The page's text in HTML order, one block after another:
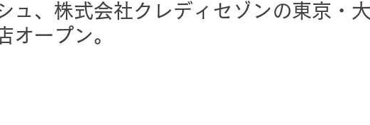
ュ、株式会社クレディセゾンの東京・
オープン。